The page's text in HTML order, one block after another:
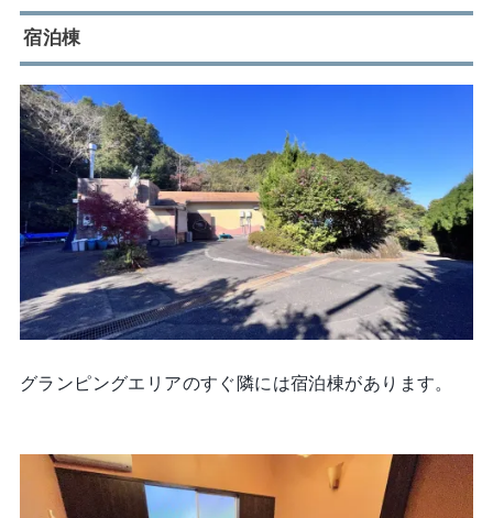
宿泊棟
グランピングエリアのすぐ隣には宿泊棟があります。